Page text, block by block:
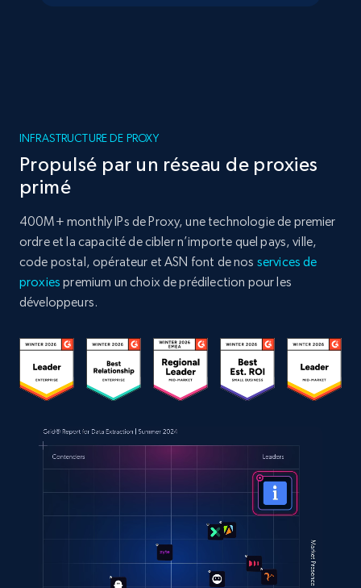
INFRASTRUCTURE DE PROXY
Propulsé par un réseau de proxies
primé
400M+ monthly IPs de Proxy, une technologie de premier
ordre et la capacité de cibler n’importe quel pays, ville,
code postal, opérateur et ASN font de nos services de
proxies premium un choix de prédilection pour les
développeurs.